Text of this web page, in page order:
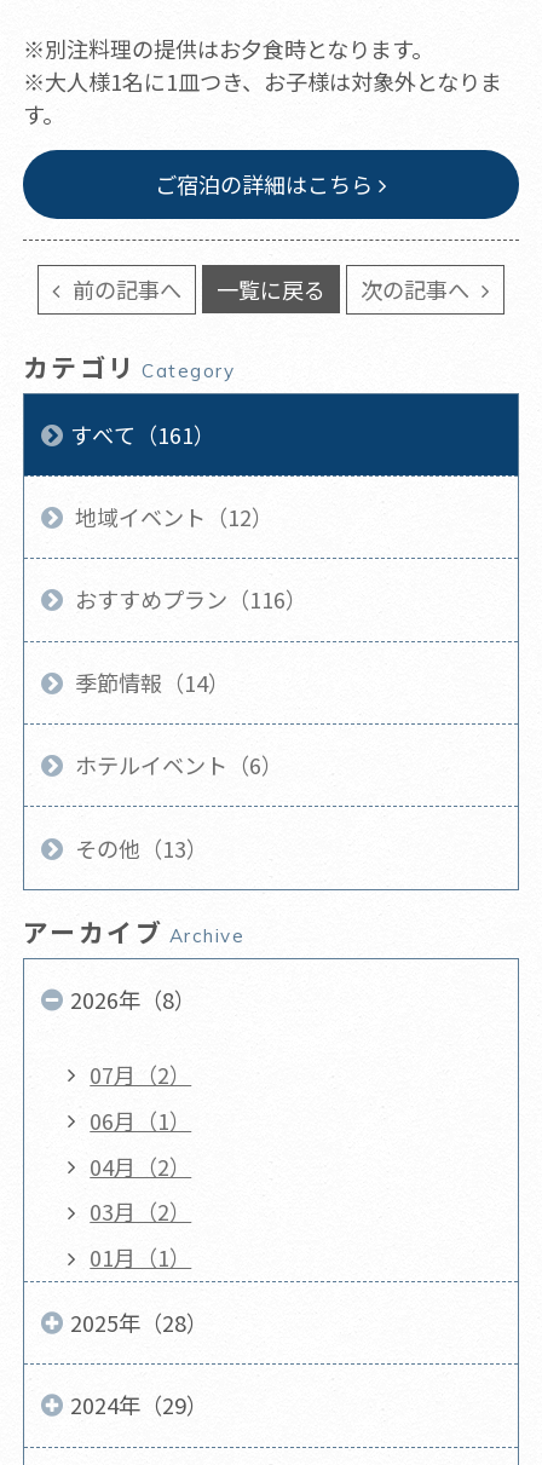
※別注料理の提供はお夕食時となります。
※大人様1名に1皿つき、お子様は対象外となりま
す。
ご宿泊の詳細はこちら
前の記事へ 一覧に戻る 次の記事へ
カテゴリ Category
すべて（161）
地域イベント（12）
おすすめプラン（116）
季節情報（14）
ホテルイベント（6）
その他（13）
アーカイブ Archive
2026年（8）
07月（2）
06月（1）
04月（2）
03月（2）
01月（1）
2025年（28）
2024年（29）